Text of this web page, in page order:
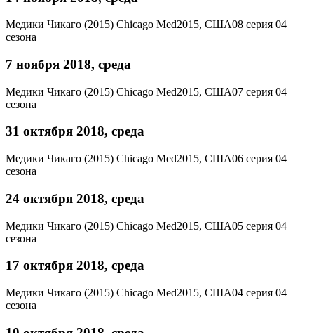
Медики Чикаго (2015) Chicago Med2015, США08 серия 04
сезона
7 ноября 2018, среда
Медики Чикаго (2015) Chicago Med2015, США07 серия 04
сезона
31 октября 2018, среда
Медики Чикаго (2015) Chicago Med2015, США06 серия 04
сезона
24 октября 2018, среда
Медики Чикаго (2015) Chicago Med2015, США05 серия 04
сезона
17 октября 2018, среда
Медики Чикаго (2015) Chicago Med2015, США04 серия 04
сезона